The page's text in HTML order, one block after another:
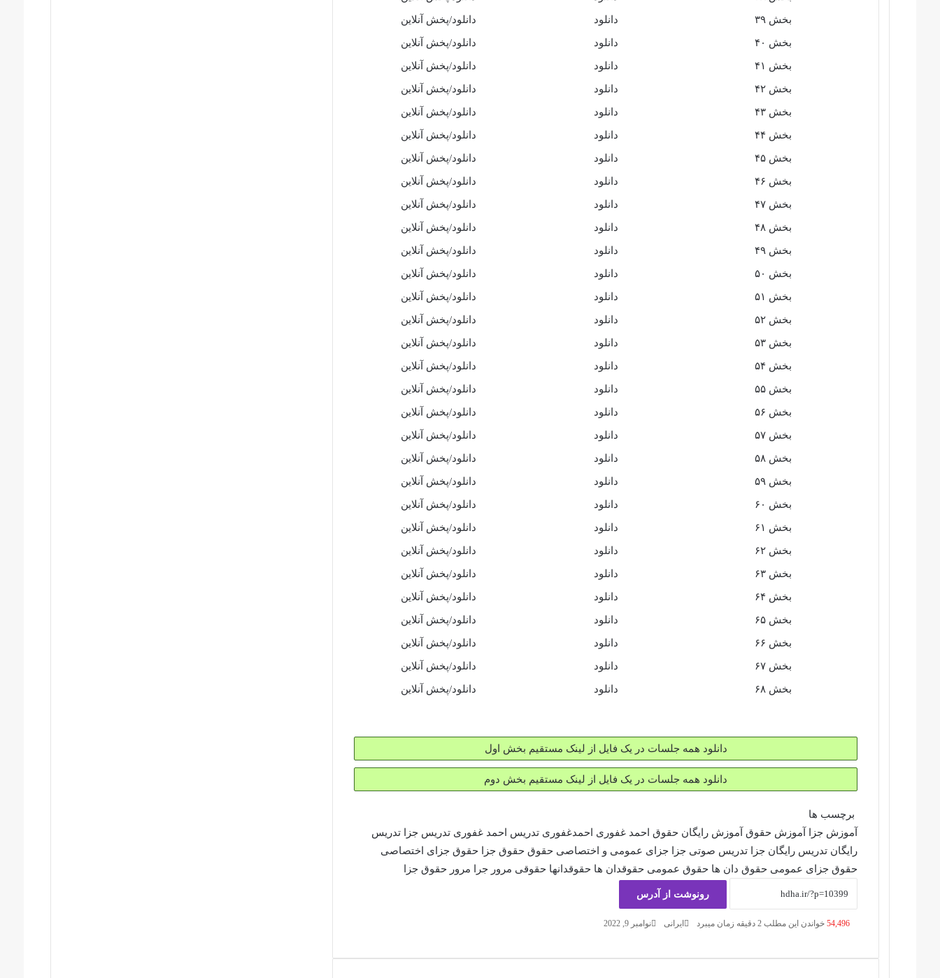
بخش ۳۹ دانلود دانلود/پخش آنلاین
بخش ۴۰ دانلود دانلود/پخش آنلاین
بخش ۴۱ دانلود دانلود/پخش آنلاین
بخش ۴۲ دانلود دانلود/پخش آنلاین
بخش ۴۳ دانلود دانلود/پخش آنلاین
بخش ۴۴ دانلود دانلود/پخش آنلاین
بخش ۴۵ دانلود دانلود/پخش آنلاین
بخش ۴۶ دانلود دانلود/پخش آنلاین
بخش ۴۷ دانلود دانلود/پخش آنلاین
بخش ۴۸ دانلود دانلود/پخش آنلاین
بخش ۴۹ دانلود دانلود/پخش آنلاین
بخش ۵۰ دانلود دانلود/پخش آنلاین
بخش ۵۱ دانلود دانلود/پخش آنلاین
بخش ۵۲ دانلود دانلود/پخش آنلاین
بخش ۵۳ دانلود دانلود/پخش آنلاین
بخش ۵۴ دانلود دانلود/پخش آنلاین
بخش ۵۵ دانلود دانلود/پخش آنلاین
بخش ۵۶ دانلود دانلود/پخش آنلاین
بخش ۵۷ دانلود دانلود/پخش آنلاین
بخش ۵۸ دانلود دانلود/پخش آنلاین
بخش ۵۹ دانلود دانلود/پخش آنلاین
بخش ۶۰ دانلود دانلود/پخش آنلاین
بخش ۶۱ دانلود دانلود/پخش آنلاین
بخش ۶۲ دانلود دانلود/پخش آنلاین
بخش ۶۳ دانلود دانلود/پخش آنلاین
بخش ۶۴ دانلود دانلود/پخش آنلاین
بخش ۶۵ دانلود دانلود/پخش آنلاین
بخش ۶۶ دانلود دانلود/پخش آنلاین
بخش ۶۷ دانلود دانلود/پخش آنلاین
بخش ۶۸ دانلود دانلود/پخش آنلاین
دانلود همه جلسات در یک فایل از لینک مستقیم بخش اول
دانلود همه جلسات در یک فایل از لینک مستقیم بخش دوم
برچسب ها
آموزش جزا آموزش حقوق آموزش رایگان حقوق احمد غفوری احمدغفوری تدریس احمد غفوری تدریس جزا تدریس
رایگان تدریس رایگان جزا تدریس صوتی جزا جزای عمومی و اختصاصی حقوق حقوق جزا حقوق جزای اختصاصی
حقوق جزای عمومی حقوق دان ها حقوق عمومی حقوقدان ها حقوقدانها حقوقی مرور جرا مرور حقوق جزا
رونوشت از آدرس
ایرانی نوامبر 9, 2022 خواندن این مطلب 2 دقیقه زمان میبرد